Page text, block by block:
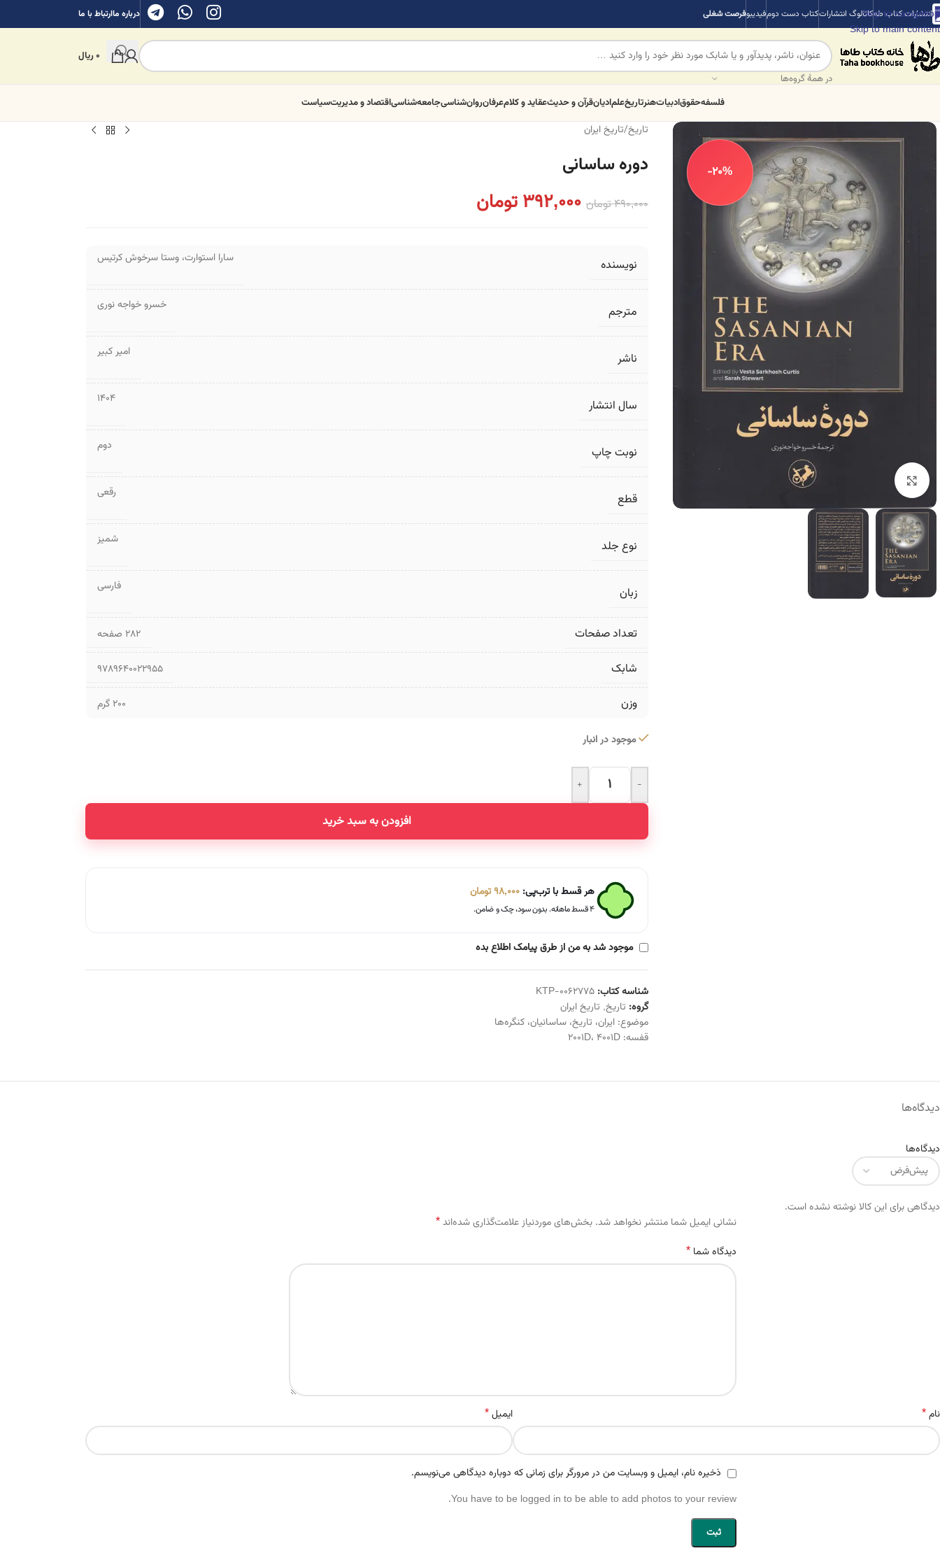
Skip to navigation
Skip to main content
انتشارات کتاب طهکاتالوگ انتشاراتکتاب دست دومفیدیبوفرصت شغلی درباره ماارتباط با ما
در همهٔ گروه‌ها
0ریال
فلسفهحقوقادبیاتهنرتاریخعلمادیانقرآن و حدیثعقاید و کلامعرفانروان‌شناسیجامعه‌شناسیاقتصاد و مدیریتسیاست
-20%
برای بزرگنمایی کلیک کنید
تاریخ/تاریخ ایران
دوره ساسانی
490,000تومان 392,000 تومان
نویسنده سارا استوارت،وستا سرخوش کرتیس
مترجم خسرو خواجه نوری
ناشر امیر کبیر
سال انتشار 1404
نوبت چاپ دوم
قطع رقعی
نوع جلد شمیز
زبان فارسی
تعداد صفحات ۲۸۲ صفحه
شابک 9789640022955
وزن 200 گرم
موجود در انبار
-
+
افزودن به سبد خرید
Alternative:
هر قسط با ترب‌پی:98,000تومان
۴ قسط ماهانه. بدون سود، چک و ضامن.
موجود شد به من از طرق پیامک اطلاع بده
شناسه کتاب:KTP-0062775
گروه: تاریخ, تاریخ ایران
موضوع:ایران، تاریخ،ساسانیان،کنگره‌ها
قفسه:
2001D، 4001D
دیدگاه‌ها
دیدگاه‌ها
دیدگاهی برای این کالا نوشته نشده است.
نشانی ایمیل شما منتشر نخواهد شد. بخش‌های موردنیاز علامت‌گذاری شده‌اند*
دیدگاه شما *
نام* ایمیل*
ذخیره نام، ایمیل و وبسایت من در مرورگر برای زمانی که دوباره دیدگاهی می‌نویسم.
You have to be logged in to be able to add photos to your review.